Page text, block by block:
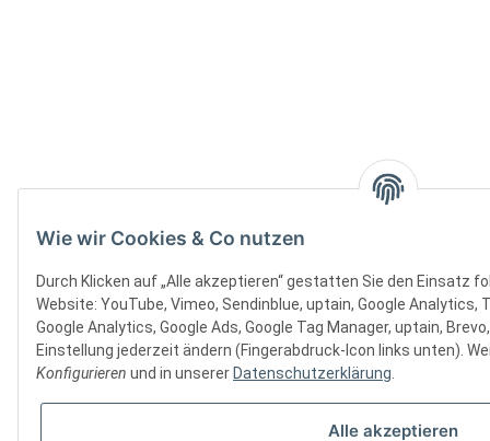
Wie wir Cookies & Co nutzen
Durch Klicken auf „Alle akzeptieren“ gestatten Sie den Einsatz
Website: YouTube, Vimeo, Sendinblue, uptain, Google Analytics,
Google Analytics, Google Ads, Google Tag Manager, uptain,
Einstellung jederzeit ändern (Fingerabdruck-Icon links unten).
Konfigurieren und in unserer Datenschutzerklärung.
Alle akzeptieren